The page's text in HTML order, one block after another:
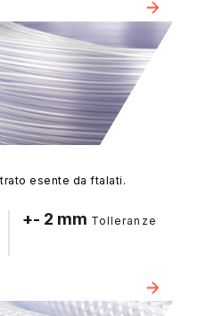
esente da ftalati.
+- 2 mm Tolleranze